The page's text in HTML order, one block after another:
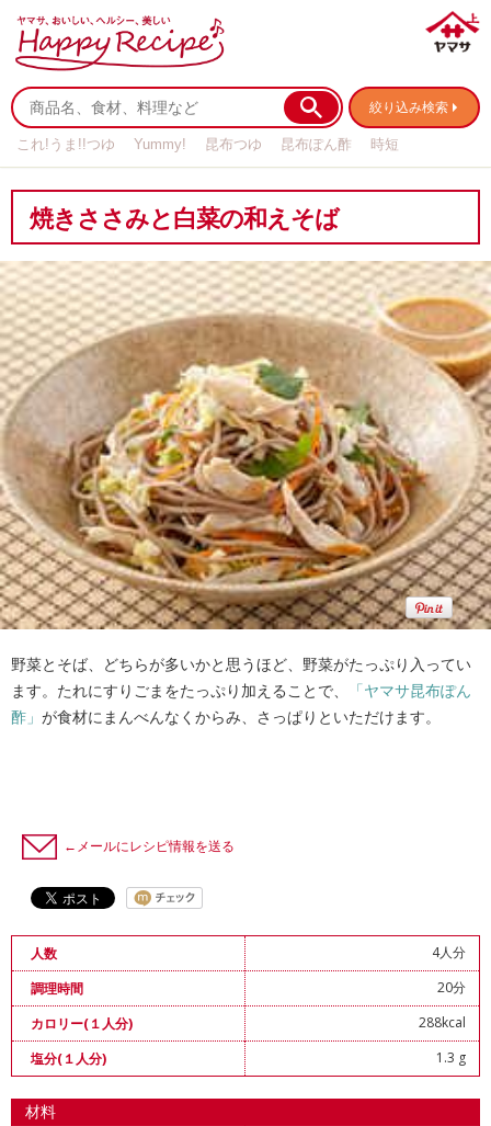
絞り込み検索
これ!うま!!つゆ Yummy! 昆布つゆ 昆布ぽん酢
時短
焼きささみと白菜の和えそば
野菜とそば、どちらが多いかと思うほど、野菜がたっぷり入ってい
ます。たれにすりごまをたっぷり加えることで、
「ヤマサ昆布ぽん
酢」 が食材にまんべんなくからみ、さっぱりといただけます。
←メールにレシピ情報を送る
人数
4人分
調理時間
20分
カロリー(１人分)
288kcal
塩分(１人分)
1.3 g
材料